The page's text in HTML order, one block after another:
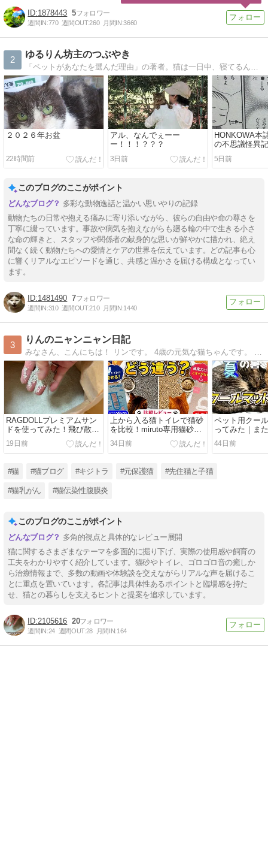
1878443 5
週間IN:770 週間OUT:260 月間IN:3660
2
ゆるりん坊主のつぶやき
「ペットがあなたを選んだ理由」の著者。猫は一日中、寝てるんじゃなくて 瞑想しているそう…極意を伝授して欲しい…
２０２６年お盆
22時間前
アル、なんでぇーー
ー！！！？？？
3日前
HONKOWA本
の不思議怪異記
5日前
このブログのここがポイント
多彩な動物逸話と温かい思いやりの記録
動物たちの日常や抱える痛みに寄り添いながら、彼らの自由や命の尊さを
丁寧に綴っています。事故や病気を抱えながらも廻る輪の中で生きる小さ
な命の輝きと、スタッフや関係者の献身的な思いが鮮やかに描かれ、絶え
間なく続く動物たちへの愛情とケアの世界を伝えています。どの記事も心
に響くリアルなエピソードを通じ、共感と温かさを届ける構成となってい
ます。
1481490 7
週間IN:310 週間OUT:210 月間IN:1440
3
りんのニャンニャン日記
みなさん、こんにちは！ リンです。 4歳の元気な猫ちゃんです。 私のブログでは、日常の出来事やおもしろエピソード、猫のライフスタイルなど、にゃんにゃんな内容をお届けします。 一緒に楽しい時間を過ごしましょう！
RAGDOLLプレミアムサン
ドを使ってみた！飛び散り
や固まり具合を正直レビュ
ー
19日前
上から入る猫トイレで猫砂
を比較！miruto専用猫砂と
Zutto Nyanを使ってみた
34日前
ペット用クー
ってみた｜ま
が変わった夏
44日前
#猫 #猫ブログ #キジトラ #元保護猫 #先住猫と子猫
#猫乳がん #猫伝染性腹膜炎
このブログのここがポイント
多角的視点と具体的なレビュー展開
猫に関するさまざまなテーマを多面的に掘り下げ、実際の使用感や飼育の
工夫をわかりやすく紹介しています。猫砂やトイレ、ゴロゴロ音の癒しか
ら治療情報まで、多数の動画や体験談を交えながらリアルな声を届けるこ
とに重点を置いています。各記事は具体性あるポイントと臨場感を持た
せ、猫との暮らしを支えるヒントと提案を追求しています。
2105616 20
週間IN:24 週間OUT:28 月間IN:164